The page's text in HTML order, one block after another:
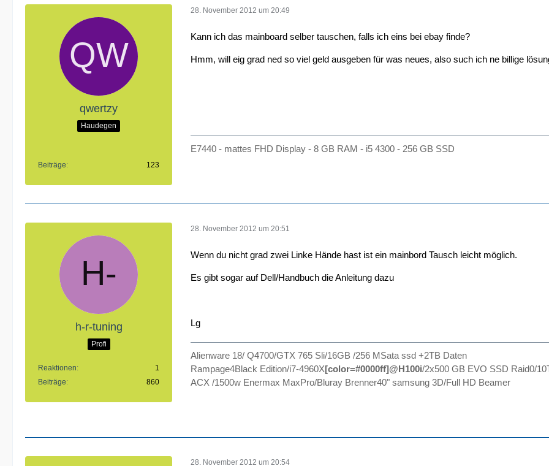
qwertzy
Haudegen
Beiträge 123
28. November 2012 um 20:49
Kann ich das mainboard selber tauschen, falls ich eins bei ebay finde?
Hmm, will eig grad ned so viel geld ausgeben für was neues, also such ich ne billige
E7440 - mattes FHD Display - 8 GB RAM - i5 4300 - 256 GB SSD
h-r-tuning
Profi
Reaktionen
1
Beiträge
860
28. November 2012 um 20:51
Wenn du nicht grad zwei Linke Hände hast ist ein mainbord Tausch leicht möglich.
Es gibt sogar auf Dell/Handbuch die Anleitung dazu
Lg
Alienware 18/ Q4700/GTX 765 Sli/16GB /256 MSata ssd +2TB Daten
Rampage4Black Edition/i7-4960X[color=#0000ff]@H100i/2x500 GB EVO SSD Raid0/
ACX /1500w Enermax MaxPro/Bluray Brenner40" samsung 3D/Full HD Beamer
28. November 2012 um 20:54